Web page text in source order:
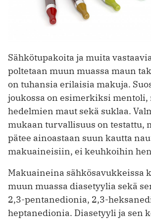
Sähkötupakoita ja muita
poltetaan muun muassa maun
on tuhansia erilaisia makuja.
joukossa on esimerkiksi
hedelmien maut sekä suklaa.
mukaan turvallisuus on testattu,
pätee ainoastaan suun kautta
makuaineisiin, ei keuhkoihin
Makuaineina sähkösavukkeissa
muun muassa diasetyylia sekä
2,3-pentanedionia, 2,3-
heptanedionia. Diasetyyli ja sen